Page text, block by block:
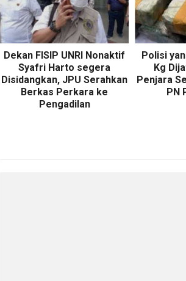
Dekan FISIP UNRI Nonaktif
Syafri Harto segera
Disidangkan, JPU Serahkan
Berkas Perkara ke
Pengadilan
Polisi
Kg
Penjara
PN